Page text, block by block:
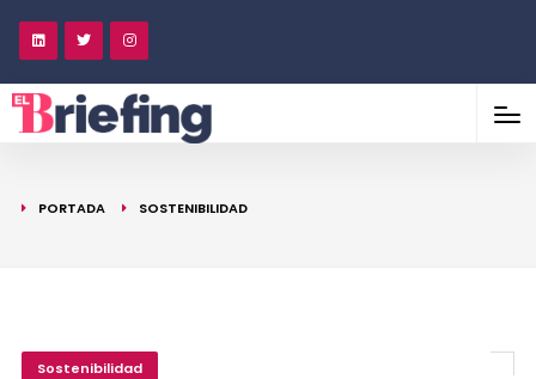
PORTADA SOSTENIBILIDAD
Sostenibilidad